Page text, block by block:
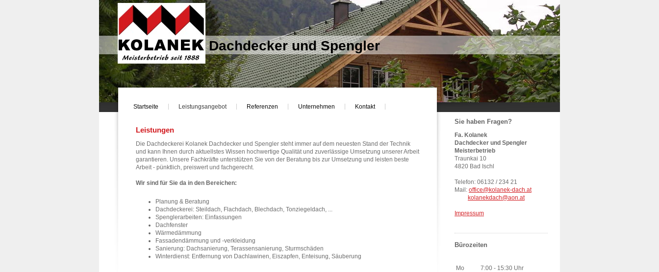
Dachdecker und Spengler
Startseite Leistungsangebot Referenzen Unternehmen Kontakt
Leistungen
Die Dachdeckerei Kolanek Dachdecker und Spengler steht immer auf dem neuesten Stand der Technik
und kann Ihnen durch aktuellstes Wissen hochwertige Qualität und zuverlässige Umsetzung unserer Arbeit
garantieren. Unsere Fachkräfte unterstützen Sie von der Beratung bis zur Umsetzung und leisten beste
Arbeit - pünktlich, preiswert und fachgerecht.
Wir sind für Sie da in den Bereichen:
Planung & Beratung
Dachdeckerei: Steildach, Flachdach, Blechdach, Tonziegeldach, ...
Spenglerarbeiten: Einfassungen
Dachfenster
Wärmedämmung
Fassadendämmung und -verkleidung
Sanierung: Dachsanierung, Terassensanierung, Sturmschäden
Winterdienst: Entfernung von Dachlawinen, Eiszapfen, Enteisung, Säuberung
Sie haben Fragen?
Fa. Kolanek
Dachdecker und Spengler
Meisterbetrieb
Traunkai 10
4820 Bad Ischl
Telefon: 06132 / 234 21
Mail: office@kolanek-dach.at
kolanekdach@aon.at
Impressum
Bürozeiten
Mo 7:00 - 15:30 Uhr